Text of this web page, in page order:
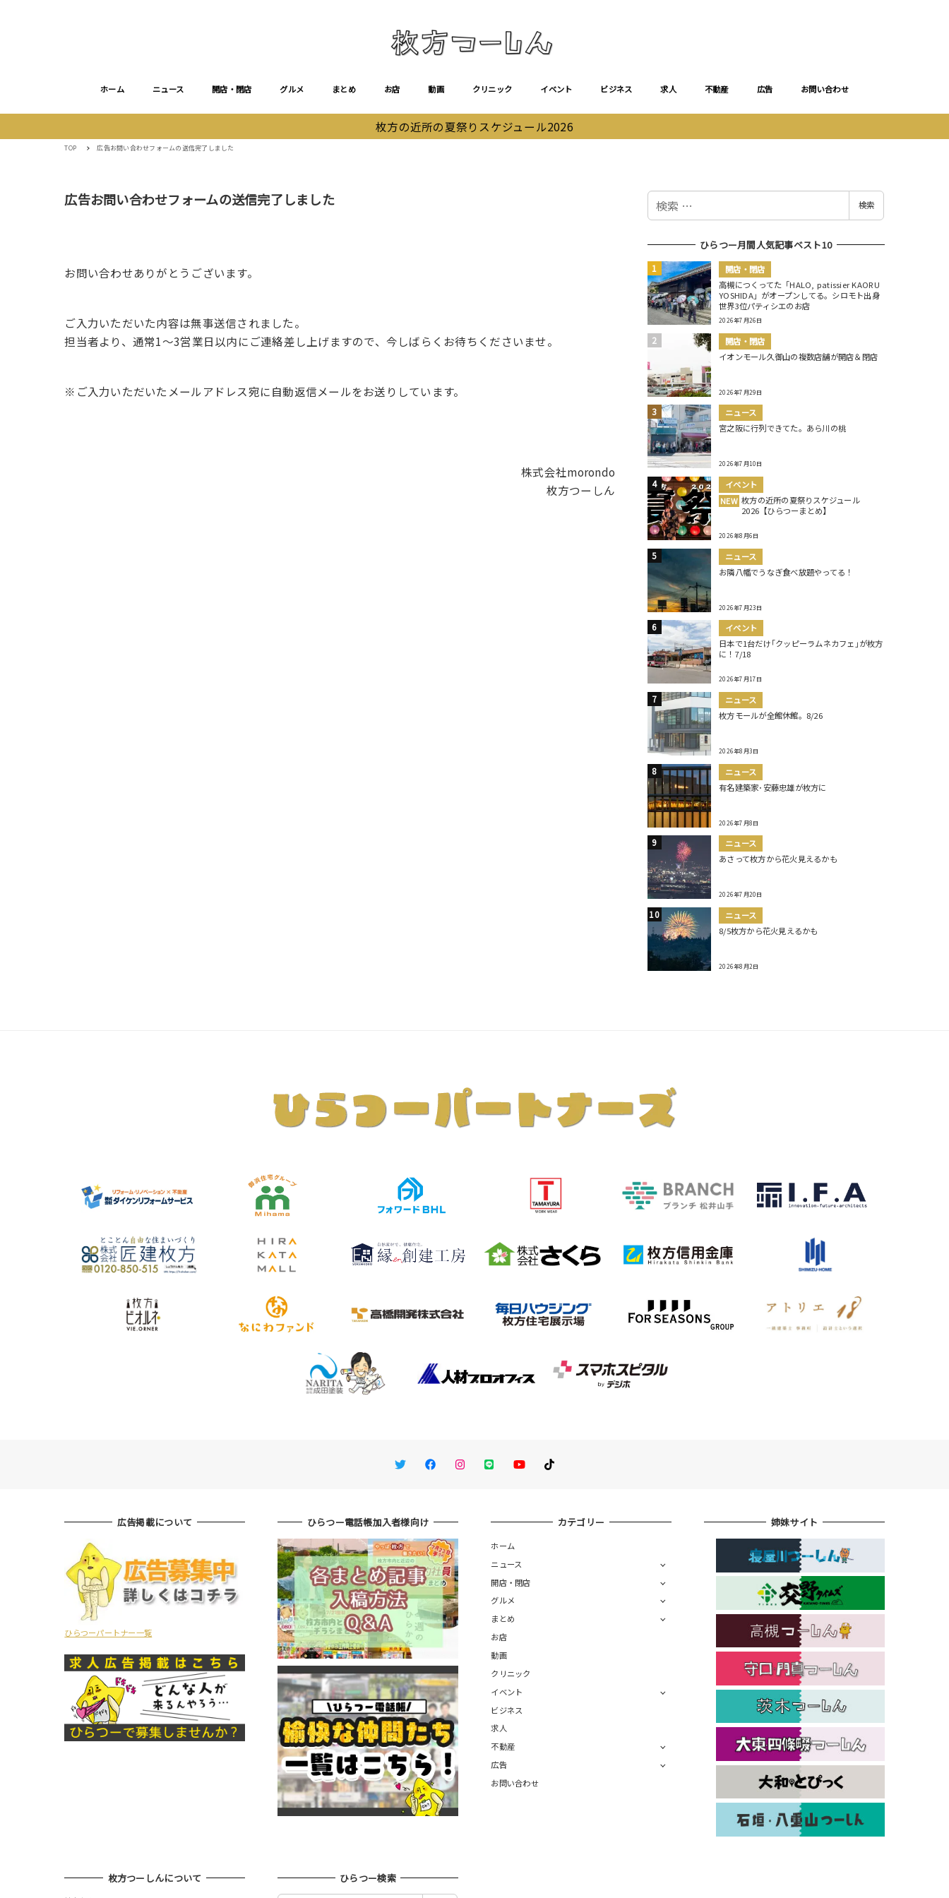
ホーム ニュース 開店・閉店 グルメ まとめ お店 動画 クリニック イベント ビジネス 求人 不動産 広告 お問い合わせ
枚方の近所の夏祭りスケジュール2026
TOP 広告お問い合わせフォームの送信完了しました
広告お問い合わせフォームの送信完了しました
お問い合わせありがとうございます。
ご入力いただいた内容は無事送信されました。
担当者より、通常1〜3営業日以内にご連絡差し上げますので、今しばらくお待ちくださいませ。
※ご入力いただいたメールアドレス宛に自動返信メールをお送りしています。
株式会社morondo
枚方つーしん
検
検索
ひらつー月間人気記事ベスト10
開店・閉店
高槻につくってた「HALO, patissier KAORU
YOSHIDA」がオープンしてる。シロモト出身
世界3位パティシエのお店
2026年7月26日
開店・閉店
イオンモール久御山の複数店舗が開店＆閉店
2026年7月29日
ニュース
宮之阪に行列できてた。あら川の桃
2026年7月10日
イベント
NEW 枚方の近所の夏祭りスケジュール
2026【ひらつーまとめ】
2026年8月6日
ニュース
お隣八幡でうなぎ食べ放題やってる！
2026年7月23日
イベント
日本で1台だけ｢クッピーラムネカフェ｣が枚方
に！7/18
2026年7月17日
ニュース
枚方モールが全館休館。8/26
2026年8月3日
ニュース
有名建築家･安藤忠雄が枚方に
2026年7月8日
ニュース
あさって枚方から花火見えるかも
2026年7月20日
ニュース
8/5枚方から花火見えるかも
2026年8月2日
TwitterFacebookInstagram
LINE You TubeTikTok
広告掲載について
ひらつーパートナー一覧
ひらつー電話帳加入者様向け カテゴリー
ホーム
ニュース
開店・閉店
グルメ
まとめ
お店
動画
クリニック
イベント
ビジネス
求人
不動産
広告
お問い合わせ
姉妹サイト
枚方つーしんについて ひらつー検索